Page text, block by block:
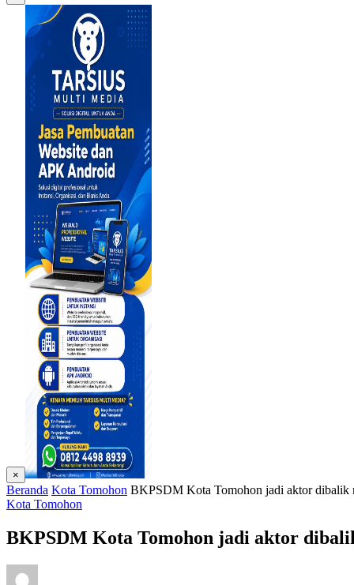
×
Beranda Kota Tomohon BKPSDM Kota Tomohon jadi aktor dibalik
Kota Tomohon
BKPSDM Kota Tomohon jadi aktor